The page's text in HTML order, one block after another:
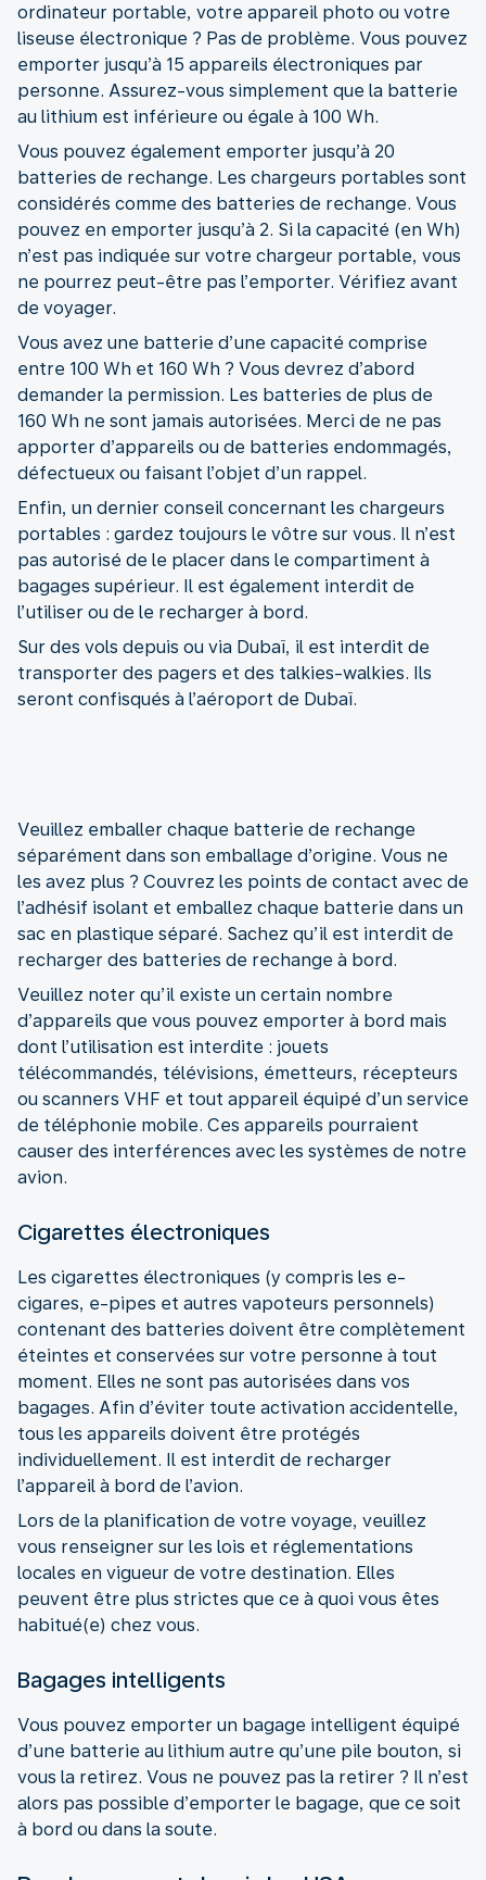
ordinateur portable, votre appareil photo ou votre
liseuse électronique ? Pas de problème. Vous pouvez
emporter jusqu’à 15 appareils électroniques par
personne. Assurez-vous simplement que la batterie
au lithium est inférieure ou égale à 100 Wh.
Vous pouvez également emporter jusqu’à 20
batteries de rechange. Les chargeurs portables sont
considérés comme des batteries de rechange. Vous
pouvez en emporter jusqu’à 2. Si la capacité (en Wh)
n’est pas indiquée sur votre chargeur portable, vous
ne pourrez peut-être pas l’emporter. Vérifiez avant
de voyager.
Vous avez une batterie d’une capacité comprise
entre 100 Wh et 160 Wh ? Vous devrez d’abord
demander la permission. Les batteries de plus de
160 Wh ne sont jamais autorisées. Merci de ne pas
apporter d’appareils ou de batteries endommagés,
défectueux ou faisant l’objet d’un rappel.
Enfin, un dernier conseil concernant les chargeurs
portables : gardez toujours le vôtre sur vous. Il n’est
pas autorisé de le placer dans le compartiment à
bagages supérieur. Il est également interdit de
l’utiliser ou de le recharger à bord.
Sur des vols depuis ou via Dubaï, il est interdit de
transporter des pagers et des talkies-walkies. Ils
seront confisqués à l’aéroport de Dubaï.
Veuillez emballer chaque batterie de rechange
séparément dans son emballage d’origine. Vous ne
les avez plus ? Couvrez les points de contact avec de
l’adhésif isolant et emballez chaque batterie dans un
sac en plastique séparé. Sachez qu’il est interdit de
recharger des batteries de rechange à bord.
Veuillez noter qu’il existe un certain nombre
d’appareils que vous pouvez emporter à bord mais
dont l’utilisation est interdite : jouets
télécommandés, télévisions, émetteurs, récepteurs
ou scanners VHF et tout appareil équipé d’un service
de téléphonie mobile. Ces appareils pourraient
causer des interférences avec les systèmes de notre
avion.
Cigarettes électroniques
Les cigarettes électroniques (y compris les e-
cigares, e-pipes et autres vapoteurs personnels)
contenant des batteries doivent être complètement
éteintes et conservées sur votre personne à tout
moment. Elles ne sont pas autorisées dans vos
bagages. Afin d’éviter toute activation accidentelle,
tous les appareils doivent être protégés
individuellement. Il est interdit de recharger
l’appareil à bord de l’avion.
Lors de la planification de votre voyage, veuillez
vous renseigner sur les lois et réglementations
locales en vigueur de votre destination. Elles
peuvent être plus strictes que ce à quoi vous êtes
habitué(e) chez vous.
Bagages intelligents
Vous pouvez emporter un bagage intelligent équipé
d’une batterie au lithium autre qu’une pile bouton, si
vous la retirez. Vous ne pouvez pas la retirer ? Il n’est
alors pas possible d’emporter le bagage, que ce soit
à bord ou dans la soute.